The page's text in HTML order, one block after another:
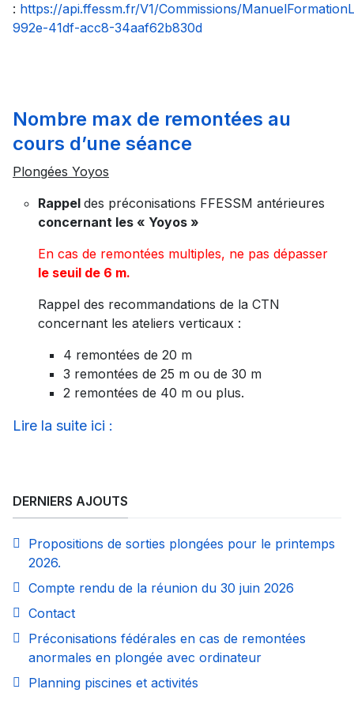
: https://api.ffessm.fr/V1/Commissions/
992e-41df-acc8-34aaf62b830d
Nombre max de remontées au
cours d’une séance
Plongées Yoyos
Rappel des préconisations FFESSM antérieures
concernant les « Yoyos »
En cas de remontées multiples, ne pas dépasser
le seuil de 6 m.
Rappel des recommandations de la CTN
concernant les ateliers verticaux :
4 remontées de 20 m
3 remontées de 25 m ou de 30 m
2 remontées de 40 m ou plus.
Lire la suite ici :
DERNIERS AJOUTS
Propositions de sorties plongées pour le printemps
2026.
Compte rendu de la réunion du 30 juin 2026
Contact
Préconisations fédérales en cas de remontées
anormales en plongée avec ordinateur
Planning piscines et activités